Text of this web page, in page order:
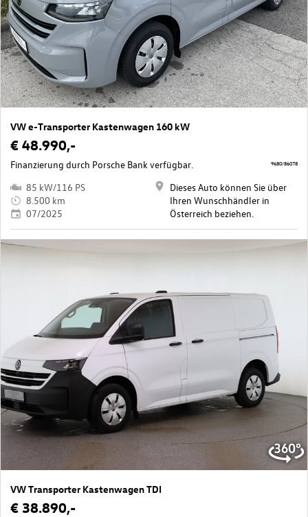
VW e-Transporter Kastenwagen 160 kW
€ 48.990,-
Finanzierung durch Porsche Bank verfügbar.
85 kW/116 PS
8.500 km
07/2025
Dieses Auto können Sie über
Ihren Wunschhändler in
Österreich beziehen.
9680/86078
VW Transporter Kastenwagen TDI
€ 38.890,-